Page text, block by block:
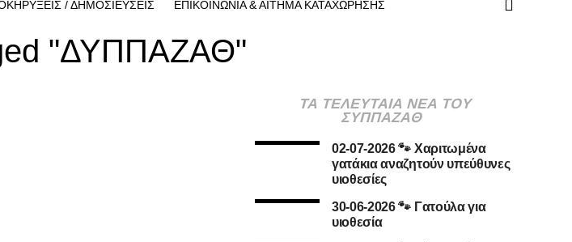
/ ΔΗΜΟΣΙΕΥΣΕΙΣ ΕΠΙΚΟΙΝΩΝΙΑ & ΑΙΤΗΜΑ ΚΑΤΑΧΩΡΗΣΗΣ
"ΔΥΠΠΑΖΑΘ"
ΤΑ ΤΕΛΕΥΤΑΙΑ ΝΕΑ ΤΟΥ
ΣΥΠΠΑΖΑΘ
02-07-2026 🐾 Χαριτωμένα
γατάκια αναζητούν υπεύθυνες
υιοθεσίες
30-06-2026 🐾 Γατούλα για
υιοθεσία